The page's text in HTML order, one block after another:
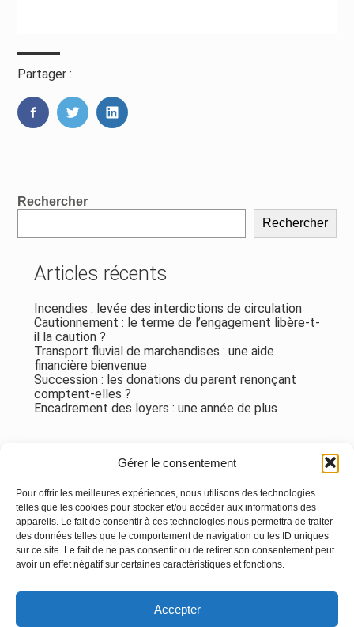
Gérer le consentement
Pour offrir les meilleures expériences, nous utilisons des technologies
telles que les cookies pour stocker et/ou accéder aux informations des
appareils. Le fait de consentir à ces technologies nous permettra de traiter
des données telles que le comportement de navigation ou les ID uniques
sur ce site. Le fait de ne pas consentir ou de retirer son consentement peut
avoir un effet négatif sur certaines caractéristiques et fonctions.
Accepter
Partager :
FaceBookTwitterLinkedIn
Blog
Rechercher
Rechercher
Articles récents
Incendies : levée des interdictions de circulation
Cautionnement : le terme de l’engagement libère-t-
il la caution ?
Transport fluvial de marchandises : une aide
financière bienvenue
Succession : les donations du parent renonçant
comptent-elles ?
Encadrement des loyers : une année de plus
Aucun commentaire à afficher.